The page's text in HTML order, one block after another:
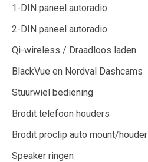
1-DIN paneel autoradio
2-DIN paneel autoradio
Qi-wireless / Draadloos laden
BlackVue en Nordval Dashcams
Stuurwiel bediening
Brodit telefoon houders
Brodit proclip auto mount/houder
Speaker ringen